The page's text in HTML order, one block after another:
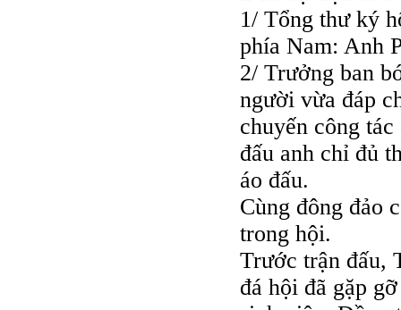
1/ Tổng thư ký
phía Nam: Anh
2/ Trưởng ban
người vừa đáp
chuyến công
đấu anh chỉ đủ
áo đấu.
Cùng đông đảo
trong hội.
Trước trận đấu,
đá hội đã gặp